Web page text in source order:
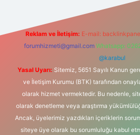
Reklam ve İletişim: E-mail:
forumhizmeti@gmail.com Whatsapp:
@karabul
Yasal Uyarı: Sitemiz, 5651 Sayılı Kanun
ve İletişim Kurumu (BTK) tarafından
olarak hizmet vermektedir. Bu nedenle,
olarak denetleme veya araştırma
Ancak, üyelerimiz yazdıkları içeriklerin
siteye üye olarak bu sorumluluğu kabul